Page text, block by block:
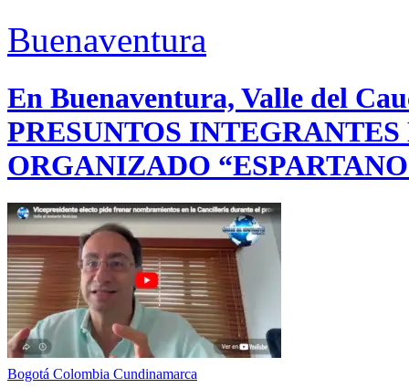
Buenaventura
En Buenaventura, Valle del
PRESUNTOS
ORGANIZADO
Bogotá Colombia Cundinamarca